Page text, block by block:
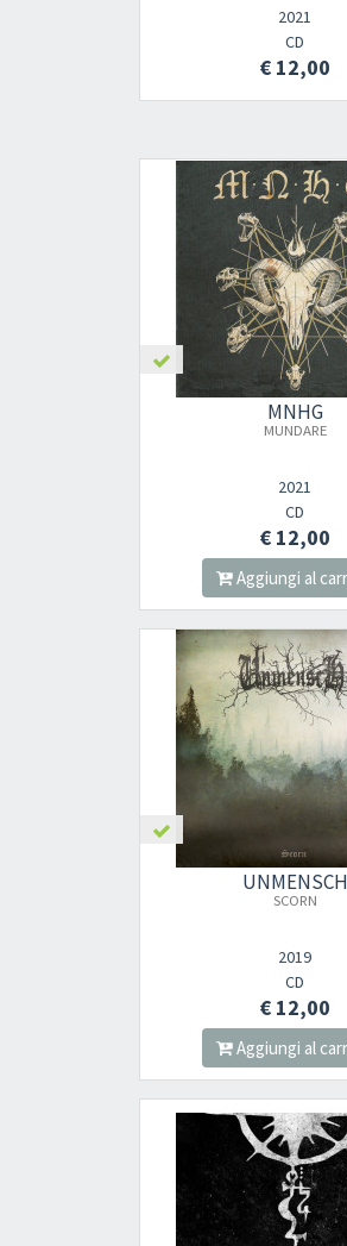
2021
CD
€ 12,00
MNHG
MUNDARE
2021
CD
€ 12,00
Aggiungi al
UNMENSCH
SCORN
2019
CD
€ 12,00
Aggiungi al